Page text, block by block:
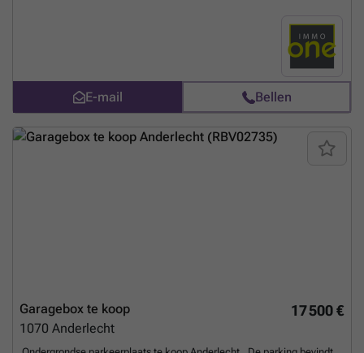
E-mail Bellen
17 500 €
Garagebox te koop
1070 Anderlecht